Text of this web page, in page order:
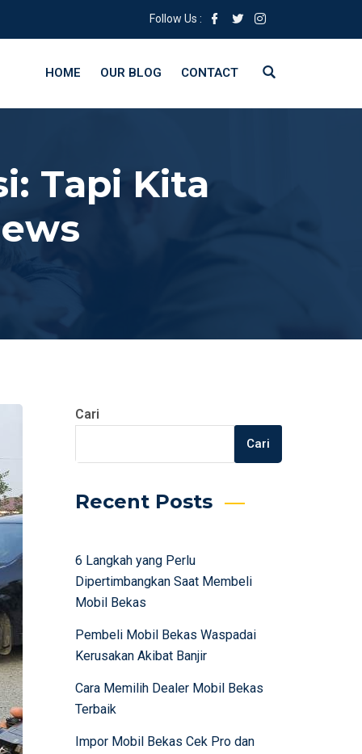
Follow Us :
HOME OUR BLOG CONTACT
Tapi Kita
Cari
Cari
Recent Posts
6 Langkah yang Perlu
Dipertimbangkan Saat Membeli
Mobil Bekas
Pembeli Mobil Bekas Waspadai
Kerusakan Akibat Banjir
Cara Memilih Dealer Mobil Bekas
Terbaik
Impor Mobil Bekas Cek Pro dan